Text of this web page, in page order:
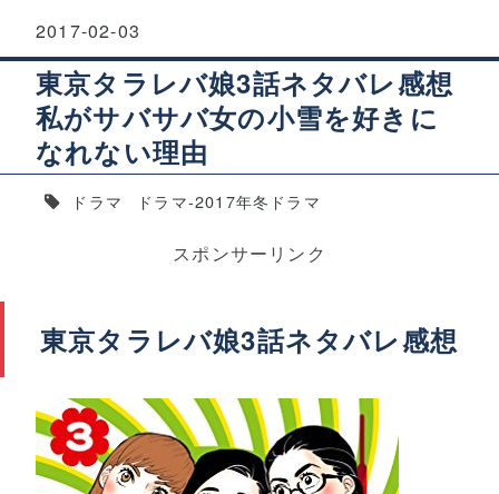
2017-02-03
東京タラレバ娘3話ネタバレ感想
私がサバサバ女の小雪を好きに
なれない理由
ドラマ ドラマ-2017年冬ドラマ
スポンサーリンク
東京タラレバ娘3話ネタバレ感想